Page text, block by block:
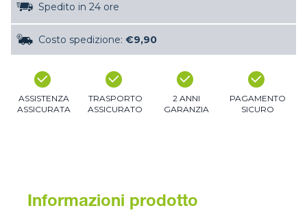
Spedito in 24 ore
Costo spedizione: €9,90
ASSISTENZA
ASSICURATA
TRASPORTO
ASSICURATO
2 ANNI
GARANZIA
PAGAMENTO
SICURO
Informazioni prodotto